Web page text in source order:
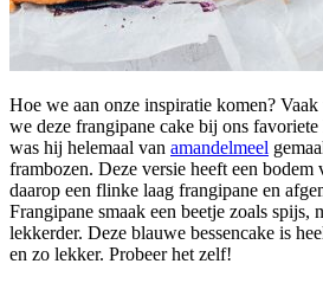
Hoe we aan onze inspiratie komen?
we deze frangipane cake bij ons
was hij helemaal van amandelmeel
frambozen. Deze versie heeft een bodem
daarop een flinke laag frangipane en
Frangipane smaak een beetje zoals spijs,
lekkerder. Deze blauwe bessencake is
en zo lekker. Probeer het zelf!